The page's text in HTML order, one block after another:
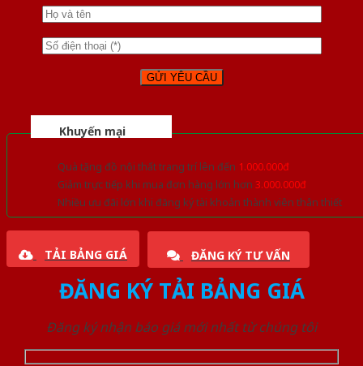
Khuyến mại
Quà tặng đồ nội thất trang trí lên đến 1.000.000đ
Giảm trực tiếp khi mua đơn hàng lớn hơn 3.000.000đ
Nhiều ưu đãi lớn khi đăng ký tài khoản thành viên thân thiết
TẢI BẢNG GIÁ ĐĂNG KÝ TƯ VẤN
ĐĂNG KÝ TẢI BẢNG GIÁ
Đăng ký nhận báo giá mới nhất từ chúng tôi